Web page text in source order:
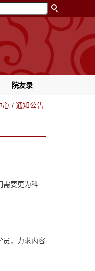
院友录
心 / 通知公告
需要更为科
员，力求内容